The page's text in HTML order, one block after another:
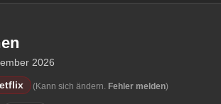
2026
(Kann sich ändern. Fehler melden)